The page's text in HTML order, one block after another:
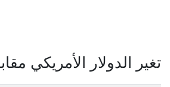
تغير الدولار الأمريكي